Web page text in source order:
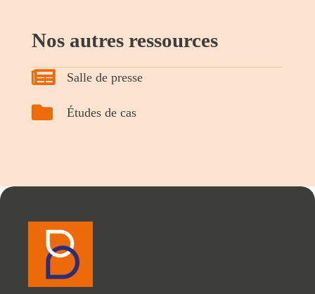
Nos autres ressources
Salle de presse
Études de cas